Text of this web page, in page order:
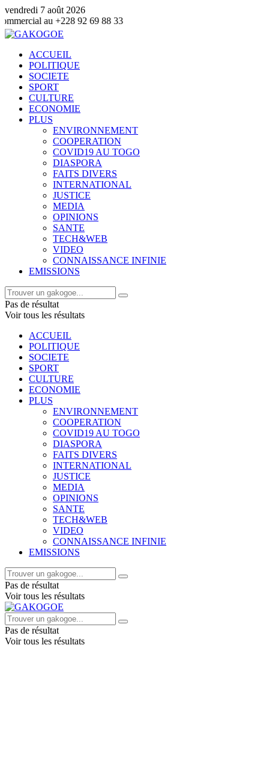
vendredi 7 août 2026
+228 92 69 88 33
ACCUEIL
POLITIQUE
SOCIETE
SPORT
CULTURE
ECONOMIE
PLUS
ENVIRONNEMENT
COOPERATION
COVID19 AU TOGO
DIASPORA
FAITS DIVERS
INTERNATIONAL
JUSTICE
MEDIA
OPINIONS
SANTE
TECH&WEB
VIDEO
CONNAISSANCE INFINIE
EMISSIONS
Pas de résultat
Voir tous les résultats
ACCUEIL
POLITIQUE
SOCIETE
SPORT
CULTURE
ECONOMIE
PLUS
ENVIRONNEMENT
COOPERATION
COVID19 AU TOGO
DIASPORA
FAITS DIVERS
INTERNATIONAL
JUSTICE
MEDIA
OPINIONS
SANTE
TECH&WEB
VIDEO
CONNAISSANCE INFINIE
EMISSIONS
Pas de résultat
Voir tous les résultats
Pas de résultat
Voir tous les résultats